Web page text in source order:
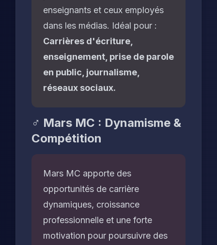
enseignants et ceux employés
dans les médias. Idéal pour :
Carrières d'écriture,
enseignement, prise de parole
en public, journalisme,
réseaux sociaux.
♂️ Mars MC : Dynamisme &
Compétition
Mars MC apporte des
opportunités de carrière
dynamiques, croissance
professionnelle et une forte
motivation pour poursuivre des